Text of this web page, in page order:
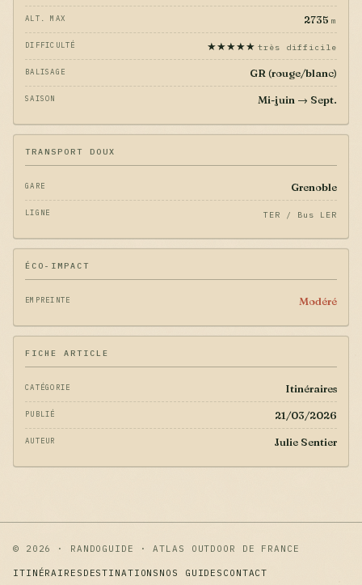
ALT. MAX 2735 m
DIFFICULTÉ ★★★★★ très difficile
BALISAGE GR (rouge/blanc)
SAISON Mi-juin → Sept.
TRANSPORT DOUX
GARE Grenoble
LIGNE TER / Bus LER
ÉCO-IMPACT
EMPREINTE Modéré
FICHE ARTICLE
CATÉGORIE Itinéraires
PUBLIÉ 21/03/2026
AUTEUR Julie Sentier
© 2026 · RANDOGUIDE · ATLAS OUTDOOR DE FRANCE
ITINÉRAIRES DESTINATIONS NOS GUIDES CONTACT